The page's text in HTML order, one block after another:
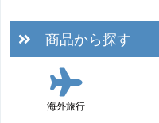
商品から探す
海外旅行